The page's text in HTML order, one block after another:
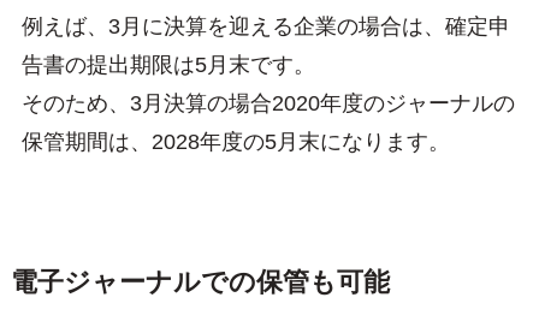
例えば、3月に決算を迎える企業の場合は、確定申
告書の提出期限は5月末です。
そのため、3月決算の場合2020年度のジャーナルの
保管期間は、2028年度の5月末になります。
電子ジャーナルでの保管も可能